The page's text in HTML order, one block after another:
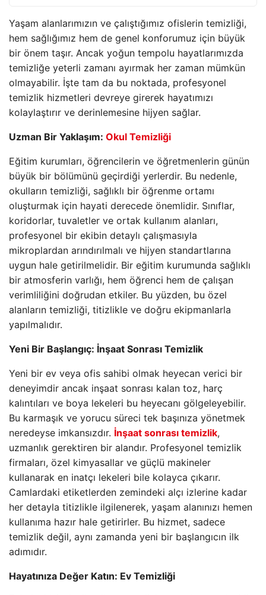
Yaşam alanlarımızın ve çalıştığımız ofislerin temizliği,
hem sağlığımız hem de genel konforumuz için büyük
bir önem taşır. Ancak yoğun tempolu hayatlarımızda
temizliğe yeterli zamanı ayırmak her zaman mümkün
olmayabilir. İşte tam da bu noktada, profesyonel
temizlik hizmetleri devreye girerek hayatımızı
kolaylaştırır ve derinlemesine hijyen sağlar.
Uzman Bir Yaklaşım: Okul Temizliği
Eğitim kurumları, öğrencilerin ve öğretmenlerin günün
büyük bir bölümünü geçirdiği yerlerdir. Bu nedenle,
okulların temizliği, sağlıklı bir öğrenme ortamı
oluşturmak için hayati derecede önemlidir. Sınıflar,
koridorlar, tuvaletler ve ortak kullanım alanları,
profesyonel bir ekibin detaylı çalışmasıyla
mikroplardan arındırılmalı ve hijyen standartlarına
uygun hale getirilmelidir. Bir eğitim kurumunda sağlıklı
bir atmosferin varlığı, hem öğrenci hem de çalışan
verimliliğini doğrudan etkiler. Bu yüzden, bu özel
alanların temizliği, titizlikle ve doğru ekipmanlarla
yapılmalıdır.
Yeni Bir Başlangıç: İnşaat Sonrası Temizlik
Yeni bir ev veya ofis sahibi olmak heyecan verici bir
deneyimdir ancak inşaat sonrası kalan toz, harç
kalıntıları ve boya lekeleri bu heyecanı gölgeleyebilir.
Bu karmaşık ve yorucu süreci tek başınıza yönetmek
neredeyse imkansızdır. İnşaat sonrası temizlik,
uzmanlık gerektiren bir alandır. Profesyonel temizlik
firmaları, özel kimyasallar ve güçlü makineler
kullanarak en inatçı lekeleri bile kolayca çıkarır.
Camlardaki etiketlerden zemindeki alçı izlerine kadar
her detayla titizlikle ilgilenerek, yaşam alanınızı hemen
kullanıma hazır hale getirirler. Bu hizmet, sadece
temizlik değil, aynı zamanda yeni bir başlangıcın ilk
adımıdır.
Hayatınıza Değer Katın: Ev Temizliği